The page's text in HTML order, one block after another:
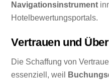
Navigationsinstrument
Hotelbewertungsportals.
Vertrauen und
Die Schaffung von
essenziell, weil